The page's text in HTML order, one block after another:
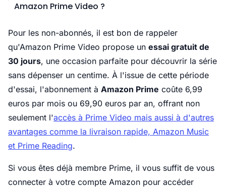
Amazon Prime Video ?
Pour les non-abonnés, il est bon de rappeler
qu'Amazon Prime Video propose un essai gratuit de
30 jours, une occasion parfaite pour découvrir la série
sans dépenser un centime. À l'issue de cette période
d'essai, l'abonnement à Amazon Prime coûte 6,99
euros par mois ou 69,90 euros par an, offrant non
seulement l'accès à Prime Video mais aussi à d'autres
avantages comme la livraison rapide, Amazon Music
et Prime Reading.
Si vous êtes déjà membre Prime, il vous suffit de vous
connecter à votre compte Amazon pour accéder